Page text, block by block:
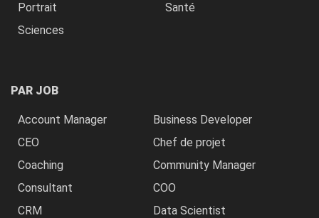
Portrait
Santé
Sciences
PAR JOB
Account Manager
Business Developer
CEO
Chef de projet
Coaching
Community Manager
Consultant
COO
CRM
Data Scientist